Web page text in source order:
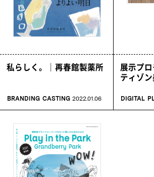
私らしく。｜再春館製薬所
BRANDING CASTING 2022.01.06
展示プ
ティゾ
DIGITAL